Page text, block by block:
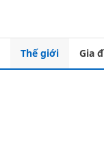
Thế giới Gia